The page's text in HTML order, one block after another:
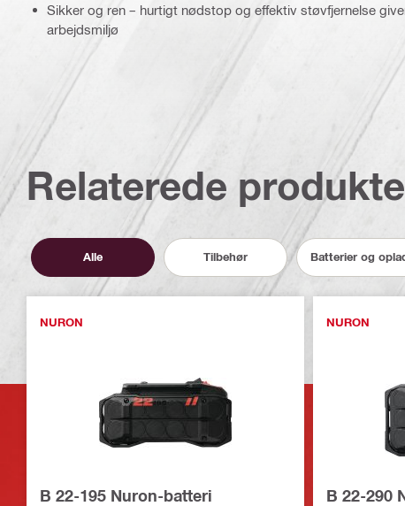
Sikker og ren – hurtigt nødstop og effektiv støvfjernelse
arbejdsmiljø
Relaterede
Alle Tilbehør Batterier og
NURON
B 22-195 Nuron-batteri
NURON
B 22-290